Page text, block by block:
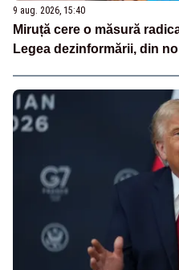
9 aug. 2026, 15:40
Miruță cere o măsură
Legea dezinformării, din